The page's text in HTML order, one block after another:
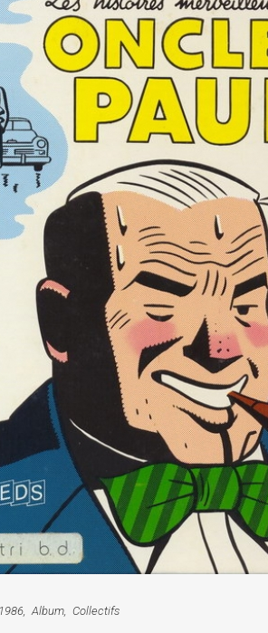
1986 Album Collectifs